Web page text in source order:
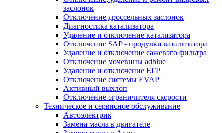
заслонок
Отключение дроссельных заслонок
Диагностика катализатора
Удаление и отключение катализатора
Отключение SAP - продувки катализатора
Удаление и отключение сажевого фильтра
Отключение мочевины adblue
Удаление и отключение ЕГР
Отключение системы EVAP
Активный выхлоп
Отключение ограничителя скорости
Техническое и сервисное обслуживание
Автоэлектрик
Замена масла в двигателе